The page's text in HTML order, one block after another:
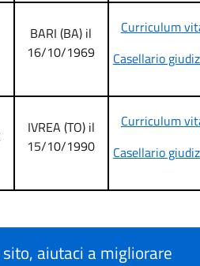
BARI (BA) il
16/10/1969
Curriculum
Casellario
IVREA (TO) il
15/10/1990
Curriculum
Casellario
aiutaci a migliorare